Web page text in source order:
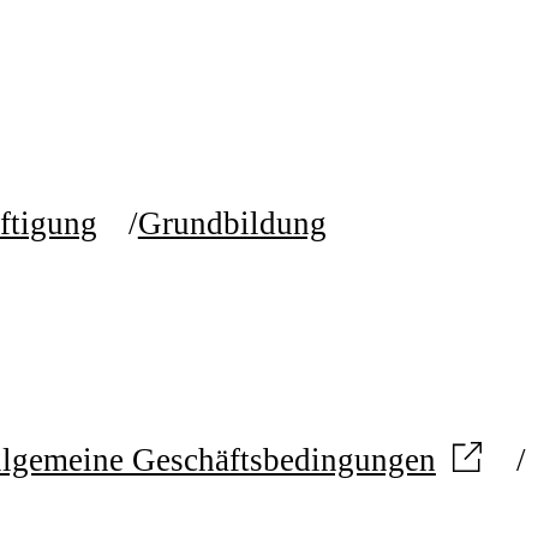
Grundbildung
Geschäftsbedingungen